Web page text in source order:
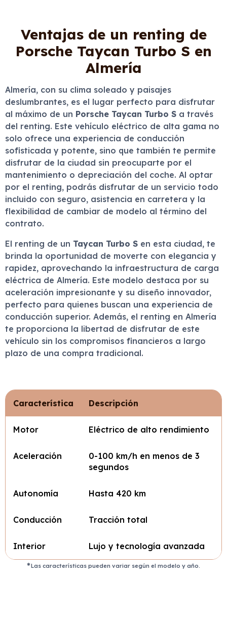
Ventajas de un renting de
Porsche Taycan Turbo S en
Almería
Almería, con su clima soleado y paisajes
deslumbrantes, es el lugar perfecto para disfrutar
al máximo de un Porsche Taycan Turbo S a través
del renting. Este vehículo eléctrico de alta gama no
solo ofrece una experiencia de conducción
sofisticada y potente, sino que también te permite
disfrutar de la ciudad sin preocuparte por el
mantenimiento o depreciación del coche. Al optar
por el renting, podrás disfrutar de un servicio todo
incluido con seguro, asistencia en carretera y la
flexibilidad de cambiar de modelo al término del
contrato.
El renting de un Taycan Turbo S en esta ciudad, te
brinda la oportunidad de moverte con elegancia y
rapidez, aprovechando la infraestructura de carga
eléctrica de Almería. Este modelo destaca por su
aceleración impresionante y su diseño innovador,
perfecto para quienes buscan una experiencia de
conducción superior. Además, el renting en Almería
te proporciona la libertad de disfrutar de este
vehículo sin los compromisos financieros a largo
plazo de una compra tradicional.
Característica Descripción
Motor Eléctrico de alto rendimiento
Aceleración
0-100 km/h en menos de 3
segundos
Autonomía Hasta 420 km
Conducción Tracción total
Interior Lujo y tecnología avanzada
Las características pueden variar según el modelo y año.